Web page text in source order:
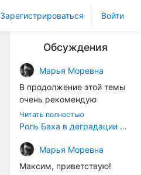
Зарегистрироваться Войти
Обсуждения
Марья Моревна
В продолжение этой темы
очень рекомендую
книжечку "Музыка в
истории культуры" (автор -
Аллегро-Пресс, 1994 год).
Вот некоторые выдержки:
Читать полностью
Роль Баха в деградации музыки
Марья Моревна
Максим, приветствую!